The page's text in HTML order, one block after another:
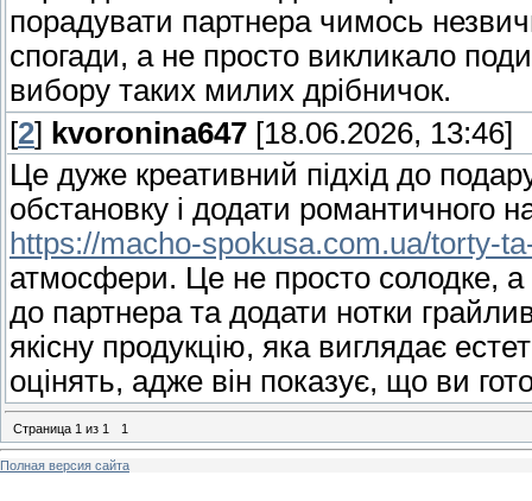
порадувати партнера чимось
спогади, а не просто викликало
вибору таких милих дрібничок.
[2] kvoronina647 [18.06.2026, 13:46]
Це дуже креативний підхід до
обстановку і додати романтичного
https://macho-spokusa.com.ua/torty-
атмосфери. Це не просто солодке, а
до партнера та додати нотки
якісну продукцію, яка виглядає
оцінять, адже він показує, що ви
Страница 1 из 1 1
Полная версия сайта